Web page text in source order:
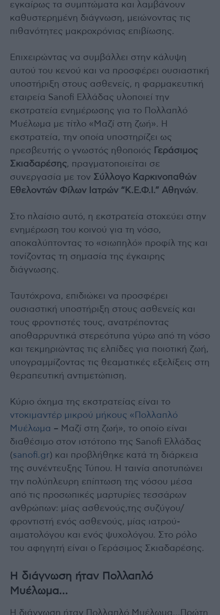
εγκαίρως τα συμπτώματα και λαμβάνουν
καθυστερημένη διάγνωση, μειώνοντας τις
πιθανότητες μακροχρόνιας επιβίωσης.
Επιχειρώντας να συμβάλλει στην κάλυψη
αυτού του κενού και να προσφέρει ουσιαστική
υποστήριξη στους ασθενείς, η φαρμακευτική
εταιρεία Sanofi Ελλάδας υλοποιεί την
εκστρατεία ενημέρωσης για το Πολλαπλό
Μυέλωμα με τίτλο «Μαζί στη ζωή». Η
εκστρατεία, την οποία υποστηρίζει ως
πρεσβευτής ο γνωστός ηθοποιός
Γεράσιμος
Σκιαδαρέσης, πραγματοποιείται σε
συνεργασία με τον Σύλλογο Καρκινοπαθών
Εθελοντών Φίλων Ιατρών “Κ.Ε.Φ.Ι.” Αθηνών.
Στο πλαίσιο αυτό, η εκστρατεία στοχεύει στην
ενημέρωση του κοινού για τη νόσο,
αποκαλύπτοντας το «σιωπηλό» προφίλ της και
τονίζοντας τη σημασία της έγκαιρης
διάγνωσης.
Ταυτόχρονα, επιδιώκει να προσφέρει
ουσιαστική υποστήριξη στους ασθενείς και
τους φροντιστές τους, ανατρέποντας
αποθαρρυντικά στερεότυπα γύρω από τη νόσο
και τεκμηριώντας τις ελπίδες για ποιοτική ζωή,
υπογραμμίζοντας τις θεαματικές εξελίξεις στη
θεραπευτική αντιμετώπιση.
Κύριο όχημα της εκστρατείας είναι το
ντοκιμαντέρ μικρού μήκους «Πολλαπλό
Μυέλωμα – Μαζί στη ζωή», το οποίο είναι
διαθέσιμο στον ιστότοπο της Sanofi Ελλάδας
(sanofi.gr) και προβλήθηκε κατά τη διάρκεια
της συνέντευξης Τύπου. Η ταινία αποτυπώνει
την πολύπλευρη επίπτωση της νόσου μέσα
από τις προσωπικές μαρτυρίες τεσσάρων
ανθρώπων: μίας ασθενούς,της συζύγου/
φροντιστή ενός ασθενούς, μίας ιατρού-
αιματολόγου και ενός ψυχολόγου. Στο ρόλο
του αφηγητή είναι ο Γεράσιμος Σκιαδαρέσης.
Η διάγνωση ήταν Πολλαπλό
Μυέλωμα…